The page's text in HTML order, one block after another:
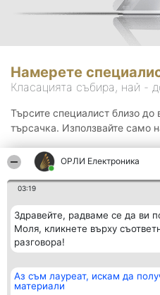
ОРЛИ Електроника
03:19
Здравейте, радваме се да ви
Моля, кликнете върху
разговора!
Аз съм лауреат, искам да
материали
Намерете
Класацията събира, най -
Търсите специалист близо до
търсачка. Използвайте само
Организатор на
класиране